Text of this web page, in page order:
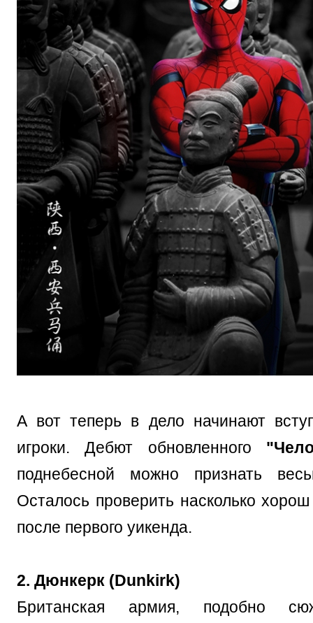
А вот теперь в дело начинают
игроки. Дебют обновленного
поднебесной можно признать
Осталось проверить насколько
после первого уикенда.
2. Дюнкерк (Dunkirk)
Британская армия, подобно